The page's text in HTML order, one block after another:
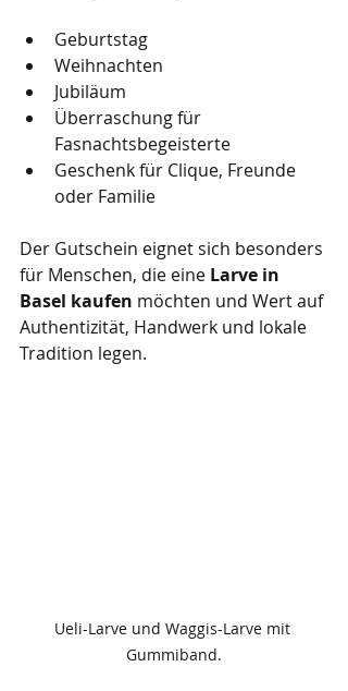
Geburtstag
Weihnachten
Jubiläum
Überraschung für
Fasnachtsbegeisterte
Geschenk für Clique, Freunde
oder Familie
Der Gutschein eignet sich besonders
für Menschen, die eine Larve in
Basel kaufen möchten und Wert auf
Authentizität, Handwerk und lokale
Tradition legen.
Ueli-Larve und Waggis-Larve mit
Gummiband.